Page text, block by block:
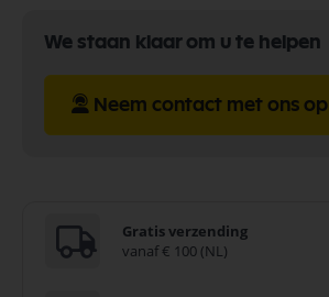
We staan klaar om u te helpen
Neem contact met ons op
Gratis verzending
vanaf € 100 (NL)